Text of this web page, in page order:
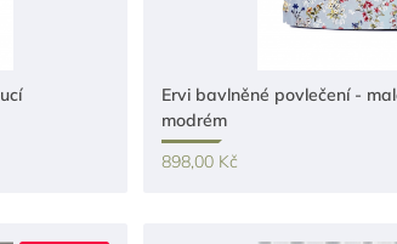
Ervi bavlněné povlečení -
modrém
898,00 Kč